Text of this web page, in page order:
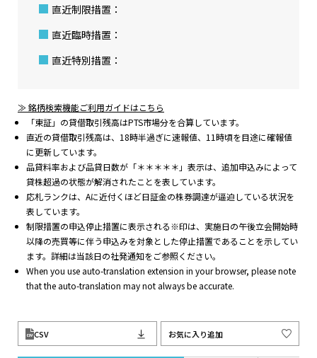
直近制限措置：
直近臨時措置：
直近特別措置：
≫ 銘柄検索機能ご利用ガイドはこちら
「東証」の貸借取引残高はPTS市場分を合算しています。
直近の貸借取引残高は、18時半過ぎに速報値、11時頃を目途に確報値
に更新しています。
品貸料率および品貸日数が「＊＊＊＊＊」表示は、追加申込みによって
貸株超過の状態が解消されたことを表しています。
応札ランクは、Aに近付くほど日証金の株券調達が逼迫している状況を
表しています。
制限措置の申込停止措置に表示される※印は、実施日の午後立会開始時
以降の売買等に伴う申込みを対象とした停止措置であることを示してい
ます。詳細は当該日の社発通知をご参照ください。
When you use auto-translation extension in your browser, please note
that the auto-translation may not always be accurate.
CSV お気に入り追加